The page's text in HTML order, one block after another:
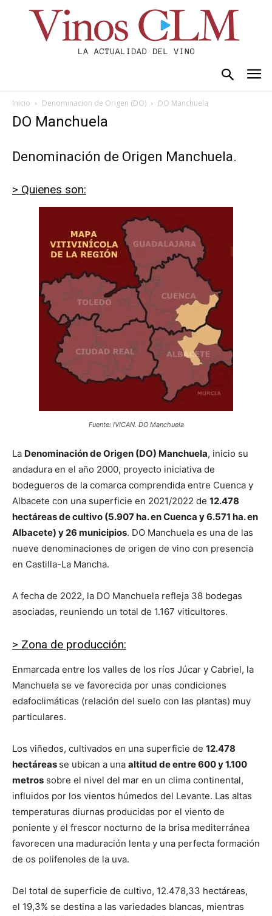
Inicio Denominacion de Origen (DO) DO Manchuela
DO Manchuela
Denominación de Origen Manchuela.
> Quienes son:
Fuente: IVICAN. DO Manchuela
La Denominación de Origen (DO) Manchuela, inicio su
andadura en el año 2000, proyecto iniciativa de
bodegueros de la comarca comprendida entre Cuenca y
Albacete con una superficie en 2021/2022 de 12.478
hectáreas de cultivo (5.907 ha. en Cuenca y 6.571 ha. en
Albacete) y 26 municipios. DO Manchuela es una de las
nueve denominaciones de origen de vino con presencia
en Castilla-La Mancha.
A fecha de 2022, la DO Manchuela refleja 38 bodegas
asociadas, reuniendo un total de 1.167 viticultores.
> Zona de producción:
Enmarcada entre los valles de los ríos Júcar y Cabriel, la
Manchuela se ve favorecida por unas condiciones
edafoclimáticas (relación del suelo con las plantas) muy
particulares.
Los viñedos, cultivados en una superficie de 12.478
hectáreas se ubican a una altitud de entre 600 y 1.100
metros sobre el nivel del mar en un clima continental,
influidos por los vientos húmedos del Levante. Las altas
temperaturas diurnas producidas por el viento de
poniente y el frescor nocturno de la brisa mediterránea
favorecen una maduración lenta y una perfecta formación
de os polifenoles de la uva.
Del total de superficie de cultivo, 12.478,33 hectáreas,
el 19,3% se destina a las variedades blancas, mientras